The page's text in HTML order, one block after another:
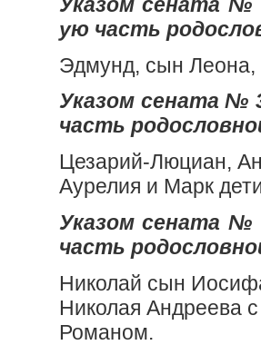
ую часть
Эдмунд, сын Леона,
Указом сената №
часть
Цезарий-Люциан,
Аурелия и Марк
Указом сената №
часть
Николай сын
Николая Андреева
Романом.